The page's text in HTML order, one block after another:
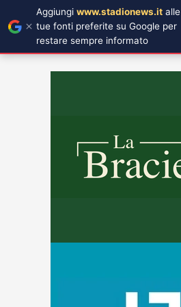
Aggiungi www.stadionews.it alle
tue fonti preferite su Google per
restare sempre informato